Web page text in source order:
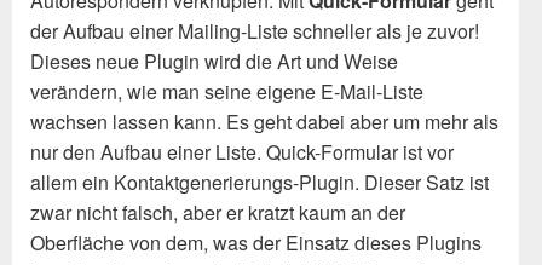
der Aufbau einer Mailing-Liste schneller als je zuvor!
Dieses neue Plugin wird die Art und Weise
verändern, wie man seine eigene E-Mail-Liste
wachsen lassen kann. Es geht dabei aber um mehr als
nur den Aufbau einer Liste. Quick-Formular ist vor
allem ein Kontaktgenerierungs-Plugin. Dieser Satz ist
zwar nicht falsch, aber er kratzt kaum an der
Oberfläche von dem, was der Einsatz dieses Plugins